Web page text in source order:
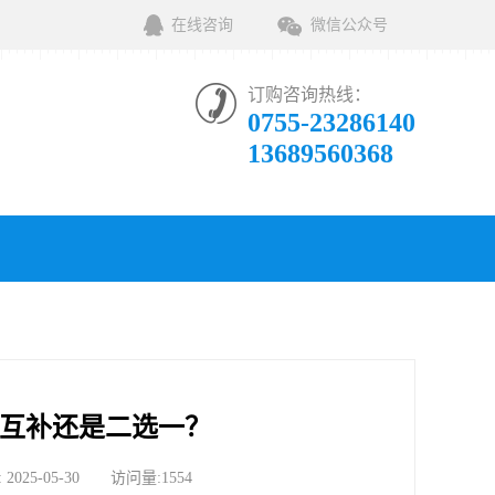
在线咨询 微信公众号
订购咨询热线：
0755-23286140
13689560368
补还是二选一？
2025-05-30 访问量:1554